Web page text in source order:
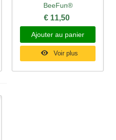
BeeFun®
€ 11,50
Ajouter au panier
Voir plus